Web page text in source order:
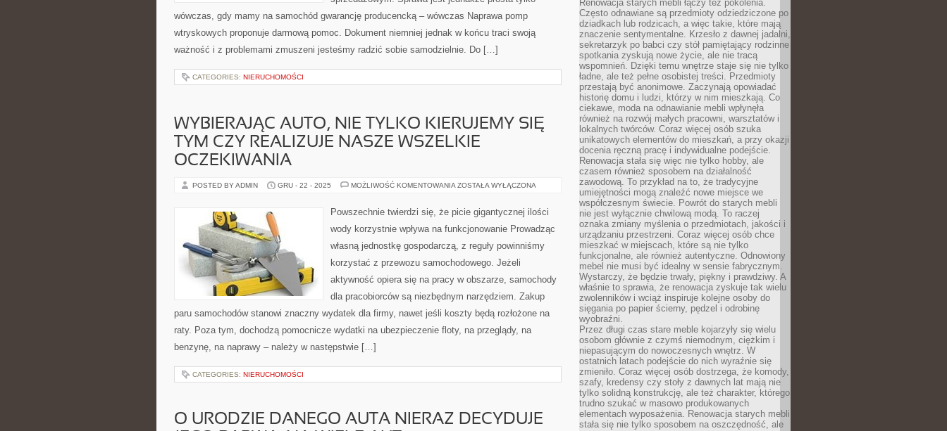
wówczas, gdy mamy na samochód gwarancję producencką – wówczas Naprawa pomp
wtryskowych proponuje darmową pomoc. Dokument niemniej jednak w końcu traci swoją
ważność i z problemami zmuszeni jesteśmy radzić sobie samodzielnie. Do […]
CATEGORIES: NIERUCHOMOŚCI
WYBIERAJĄC AUTO, NIE TYLKO KIERUJEMY SIĘ
TYM CZY REALIZUJE NASZE WSZELKIE
OCZEKIWANIA
POSTED BY ADMIN GRU - 22 - 2025 MOŻLIWOŚĆ KOMENTOWANIA WYBIERAJĄC
TYLKO
KIERUJEMY
TYM
REALIZUJE
WSZELKIE
OCZEKIWANIA
ZOSTAŁA WYŁĄCZONA
Powszechnie twierdzi się, że picie gigantycznej ilości
wody korzystnie wpływa na funkcjonowanie Prowadząc
własną jednostkę gospodarczą, z reguły powinniśmy
korzystać z przewozu samochodowego. Jeżeli
aktywność opiera się na pracy w obszarze, samochody
dla pracobiorców są niezbędnym narzędziem. Zakup
paru samochodów stanowi znaczny wydatek dla firmy, nawet jeśli koszty będą rozłożone na
raty. Poza tym, dochodzą pomocnicze wydatki na ubezpieczenie floty, na przeglądy, na
benzynę, na naprawy – należy w następstwie […]
CATEGORIES: NIERUCHOMOŚCI
O URODZIE DANEGO AUTA NIERAZ DECYDUJE
Renowacja starych mebli łączy też pokolenia.
Często odnawiane są przedmioty odziedziczone po
dziadkach lub rodzicach, a więc takie, które mają
znaczenie sentymentalne. Krzesło z dawnej jadalni,
sekretarzyk po babci czy stół pamiętający rodzinne
spotkania zyskują nowe życie, ale nie tracą
wspomnień. Dzięki temu wnętrze staje się nie tylko
ładne, ale też pełne osobistej treści. Przedmioty
przestają być anonimowe. Zaczynają opowiadać
historię domu i ludzi, którzy w nim mieszkają. Co
ciekawe, moda na odnawianie mebli wpłynęła
również na rozwój małych pracowni, warsztatów i
lokalnych twórców. Coraz więcej osób szuka
unikatowych elementów do mieszkań, a przy okazji
docenia ręczną pracę i indywidualne podejście.
Renowacja stała się więc nie tylko hobby, ale
czasem również sposobem na działalność
zawodową. To przykład na to, że tradycyjne
umiejętności mogą znaleźć nowe miejsce we
współczesnym świecie. Powrót do starych mebli
nie jest wyłącznie chwilową modą. To raczej
oznaka zmiany myślenia o przedmiotach, jakości i
urządzaniu przestrzeni. Coraz więcej osób chce
mieszkać w miejscach, które są nie tylko
funkcjonalne, ale również autentyczne. Odnowiony
mebel nie musi być idealny w sensie fabrycznym.
Wystarczy, że będzie trwały, piękny i prawdziwy. A
właśnie to sprawia, że renowacja zyskuje tak wielu
zwolenników i wciąż inspiruje kolejne osoby do
sięgania po papier ścierny, pędzel i odrobinę
wyobraźni.
Przez długi czas stare meble kojarzyły się wielu
osobom głównie z czymś niemodnym, ciężkim i
niepasującym do nowoczesnych wnętrz. W
ostatnich latach podejście do nich wyraźnie się
zmieniło. Coraz więcej osób dostrzega, że komody,
szafy, kredensy czy stoły z dawnych lat mają nie
tylko solidną konstrukcję, ale też charakter, którego
trudno szukać w masowo produkowanych
elementach wyposażenia. Renowacja starych mebli
stała się nie tylko sposobem na oszczędność, ale